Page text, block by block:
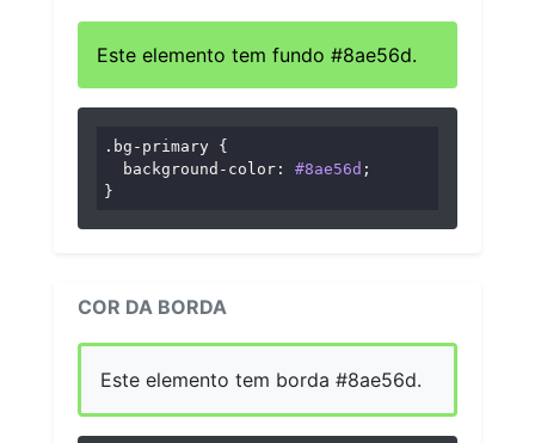
Este elemento tem fundo #8ae56d.
.bg-primary {
background-color : #8ae56d ;
}
COR DA BORDA
Este elemento tem borda #8ae56d.